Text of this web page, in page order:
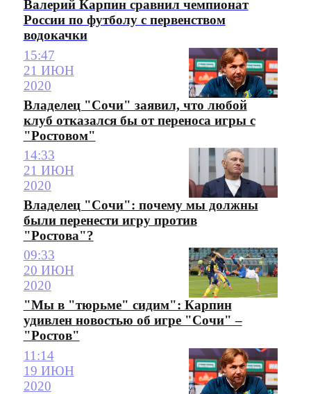
Валерий Карпин сравнил чемпионат
России по футболу с первенством
водокачки
15:47
21 ИЮН
2020
Владелец "Сочи" заявил, что любой
клуб отказался бы от переноса игры с
"Ростовом"
14:33
21 ИЮН
2020
Владелец "Сочи": почему мы должны
были перенести игру против
"Ростова"?
09:33
20 ИЮН
2020
"Мы в "тюрьме" сидим": Карпин
удивлен новостью об игре "Сочи" –
"Ростов"
11:14
19 ИЮН
2020